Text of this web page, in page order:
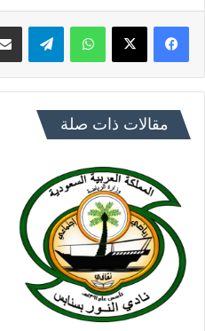
فيسبوك X واتساب تيلقرام
مقالات ذات صلة